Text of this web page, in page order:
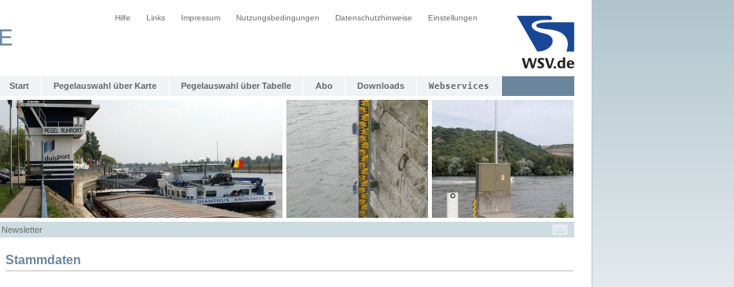
Hilfe Links Impressum Nutzungsbedingungen Datenschutzhinweise Einstellungen
Start Pegelauswahl über Karte Pegelauswahl über Tabelle Abo Downloads Webservices
Newsletter
Stammdaten